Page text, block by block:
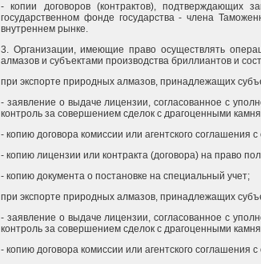
- копии договоров (контрактов), подтверждающих
государственном фонде государства - члена
внутреннем рынке.
3. Организации, имеющие право осуществлять
алмазов и субъектами производства бриллиантов и
при экспорте природных алмазов, принадлежащих
- заявление о выдаче лицензии, согласованное с
контроль за совершением сделок с драгоценными
- копию договора комиссии или агентского
- копию лицензии или контракта (договора) на право
- копию документа о постановке на специальный учет;
при экспорте природных алмазов, принадлежащих
- заявление о выдаче лицензии, согласованное с
контроль за совершением сделок с драгоценными
- копию договора комиссии или агентского соглашения